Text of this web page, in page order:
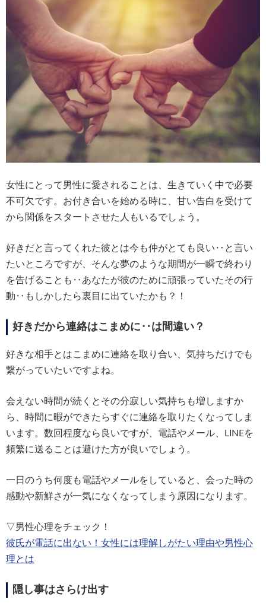
女性にとって男性に愛されることは、生きていく中で必要
不可欠です。お付き合いを始める時に、甘い告白を受けて
から関係をスタートさせた人もいるでしょう。
好きだと言ってくれた彼とは今も仲がとても良い‥と言い
たいところですが、そんな夢のような期間が一瞬で終わり
を告げることも‥あなたが彼のために頑張っていたその行
動‥もしかしたら裏目に出ていたかも？！
好きだから連絡はこまめに‥は間違い？
好きな相手とはこまめに連絡を取り合い、気持ちだけでも
繋がっていたいですよね。
会えない時間が続くとその分寂しい気持ちも増しますか
ら、時間に暇ができたらすぐに連絡を取りたくなってしま
います。数回程度なら良いですが、電話やメール、LINEを
頻繁に送ることは避けた方が良いでしょう。
一日のうち何度も電話やメールをしていると、会った時の
感動や新鮮さが一気になくなってしまう原因になります。
▽男性心理をチェック！
彼氏が電話に出ない！女性には理解しがたい理由や男性心
理とは
隠し事はさらけ出す